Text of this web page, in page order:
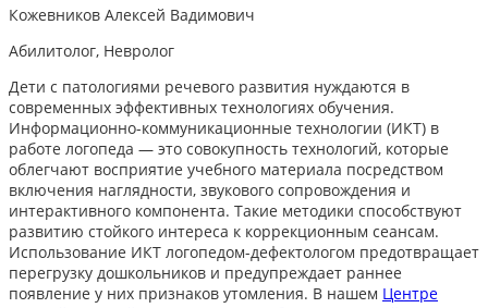
Кожевников Алексей Вадимович
Абилитолог, Невролог
Дети с патологиями речевого развития нуждаются в
современных эффективных технологиях обучения.
Информационно-коммуникационные технологии (ИКТ) в
работе логопеда — это совокупность технологий, которые
облегчают восприятие учебного материала посредством
включения наглядности, звукового сопровождения и
интерактивного компонента. Такие методики способствуют
развитию стойкого интереса к коррекционным сеансам.
Использование ИКТ логопедом-дефектологом предотвращает
перегрузку дошкольников и предупреждает раннее
появление у них признаков утомления. В нашем Центре